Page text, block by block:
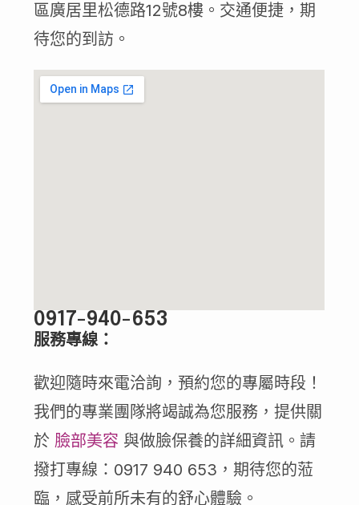
區廣居里松德路12號8樓。交通便捷，期
待您的到訪。
0917-940-653
服務專線：
歡迎隨時來電洽詢，預約您的專屬時段！
我們的專業團隊將竭誠為您服務，提供關
於 臉部美容 與做臉保養的詳細資訊。請
撥打專線：0917 940 653，期待您的蒞
臨，感受前所未有的舒心體驗。